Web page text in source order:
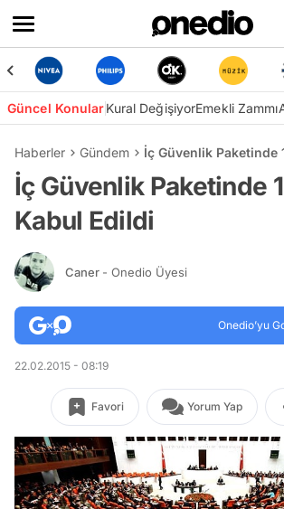
Güncel KonularKural DeğişiyorEmekli Zammı
Haberler Gündem İç Güvenlik Paketinde
İç Güvenlik Paketinde
Kabul Edildi
Caner - Onedio Üyesi
Onedio’yu
22.02.2015 - 08:19
Favori Yorum Yap